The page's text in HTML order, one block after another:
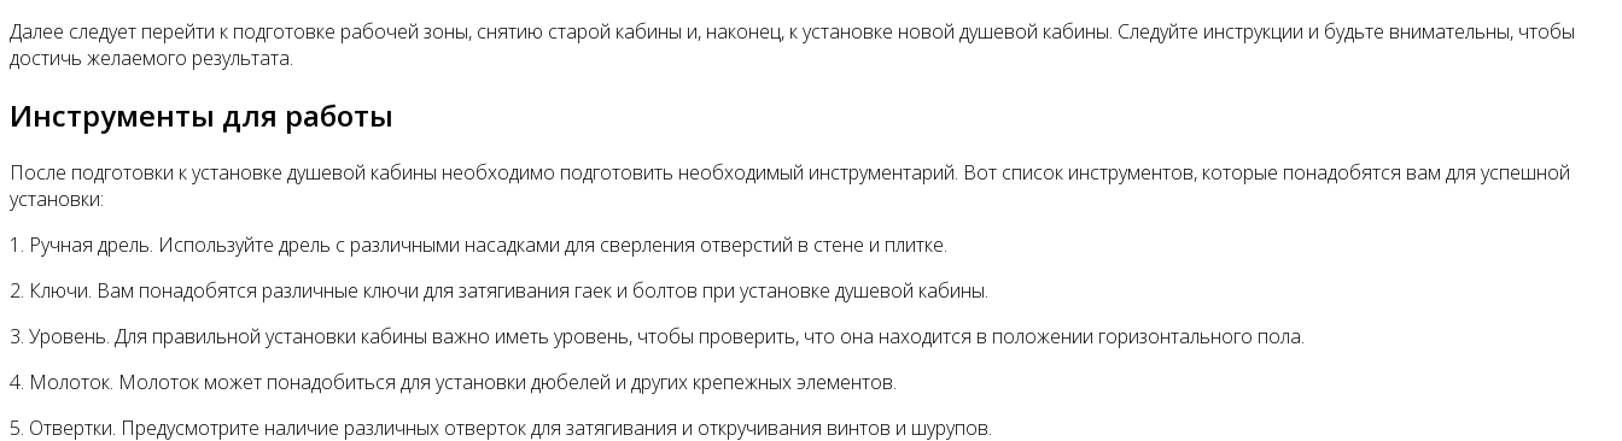
Далее следует перейти к подготовке рабочей зоны, снятию старой кабины и, наконец, к установке новой душевой кабины. Следуйте инструкции и будьте внимательны, чтобы
достичь желаемого результата.
Инструменты для работы
После подготовки к установке душевой кабины необходимо подготовить необходимый инструментарий. Вот список инструментов, которые понадобятся вам для успешной
установки:
1. Ручная дрель. Используйте дрель с различными насадками для сверления отверстий в стене и плитке.
2. Ключи. Вам понадобятся различные ключи для затягивания гаек и болтов при установке душевой кабины.
3. Уровень. Для правильной установки кабины важно иметь уровень, чтобы проверить, что она находится в положении горизонтального пола.
4. Молоток. Молоток может понадобиться для установки дюбелей и других крепежных элементов.
5. Отвертки. Предусмотрите наличие различных отверток для затягивания и откручивания винтов и шурупов.